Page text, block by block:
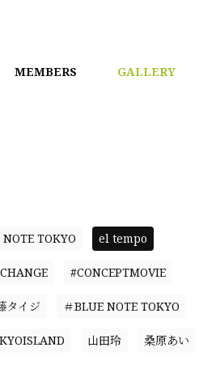
MEMBERS GALLERY
TOKYO el tempo
#CONCEPTMOVIE
タイジ ＃BLUE NOTE TOKYO
山田玲 桑原あい